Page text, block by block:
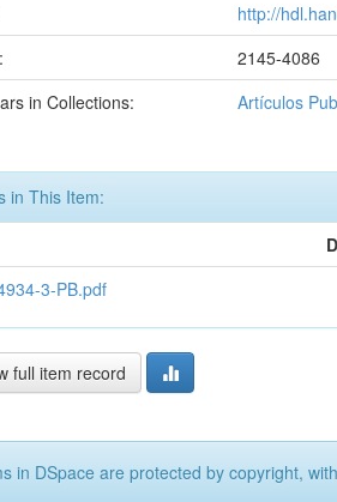
http://
2145-4086
in Collections:
Artículos
in This Item:
3-PB.pdf
full item record
in DSpace are protected by copyright,